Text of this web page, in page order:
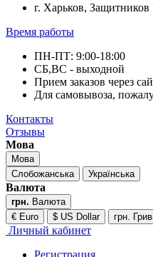
г. Харьков,
Время работы
ПН-ПТ: 9:00-18:00
СБ,ВС - выходной
Прием заказов через
Для самовывоза,
Контакты
Отзывы
Мова
Мова
Слобожанська
Українська
Валюта
грн. Валюта
€ Euro
$ US Dollar грн.
Личный кабинет
Регистрация